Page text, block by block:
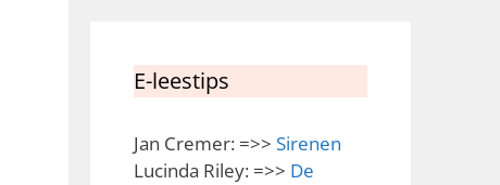
E-leestips
Jan Cremer: =>> Sirenen
Lucinda Riley: =>> De